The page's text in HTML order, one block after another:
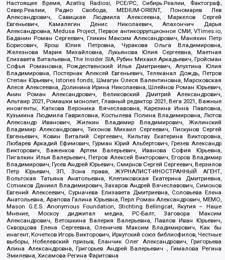
Настоящее Время, Azatliq Radiosi, PCE/PC, Сибирь.Реалии, Фактограф,
Север.Реалии, Радио Свобода, MEDIUM-ORIENT, Пономарев Лев
Александрович, Савицкая Людмила Алексеевна, Маркелов Сергей
Евгеньевич, Камалягин Денис Николаевич, Апахончич Дарья
Александровна, Medusa Project, Первое антикоррупционное СМИ, VTimes.io,
Баданин Роман Сергеевич, Гликин Максим Александрович, Маняхин Петр
Борисович, Ярош Юлия Петровна, Чуракова Ольга Владимировна,
Железнова Мария Михайловна, Лукьянова Юлия Сергеевна, Маетная
Елизавета Витальевна, The Insider SIA, Рубин Михаил Аркадьевич, Гройсман
Софья Романовна, Рождественский Илья Дмитриевич, Апухтина Юлия
Владимировна, Постернак Алексей Евгеньевич, Телеканал Дождь, Петров
Степан Юрьевич, Istories fonds, Шмагун Олеся Валентиновна, Мароховская
Алеся Алексеевна, Долинина Ирина Николаевна, Шлейнов Роман Юрьевич,
Анин Роман Александрович, Великовский Дмитрий Александрович,
Альтаир 2021, Ромашки монолит, Главный редактор 2021, Вега 2021, Важные
иноагенты, Каткова Вероника Вячеславовна, Карезина Инна Павловна,
Кузьмина Людмила Гавриловна, Костылева Полина Владимировна, Лютов
Александр Иванович, Жилкин Владимир Владимирович, Жилинский
Владимир Александрович, Тихонов Михаил Сергеевич, Пискунов Сергей
Евгеньевич, Ковин Виталий Сергеевич, Кильтау Екатерина Викторовна,
Любарев Аркадий Ефимович, Гурман Юрий Альбертович, Грезев Александр
Викторович, Важенков Артем Валерьевич, Иванова София Юрьевна,
Пигалкин Илья Валерьевич, Петров Алексей Викторович, Егоров Владимир
Владимирович, Гусев Андрей Юрьевич, Смирнов Сергей Сергеевич, Верзилов
Петр Юрьевич, ЗП, Зона права, ЖУРНАЛИСТ-ИНОСТРАННЫЙ АГЕНТ,
Вольтская Татьяна Анатольевна, Клепиковская Екатерина Дмитриевна,
Сотников Даниил Владимирович, Захаров Андрей Вячеславович, Симонов
Евгений Алексеевич, Сурначева Елизавета Дмитриевна, Соловьева Елена
Анатольевна, Арапова Галина Юрьевна, Перл Роман Александрович, МЕМО,
Mason G.E.S. Anonymous Foundation, Stichting Bellingcat, Якутия – Наше
Мнение, Москоу диджитал медиа, РС-Балт, Заговора Максим
Александрович, Ветошкина Валерия Валерьевна, Павлов Иван Юрьевич,
Скворцова Елена Сергеевна, Оленичев Максим Владимирович, Как бы
инагент, Кочетков Игорь Викторович, Иркутский союз библиофилов, Честные
выборы, Нобелевский призыв, Еланчик Олег Александрович, Григорьева
Алина Александровна, Григорьев Андрей Валерьевич , Гималова Регина
Эмилевна, Хисамова Регина Фаритовна